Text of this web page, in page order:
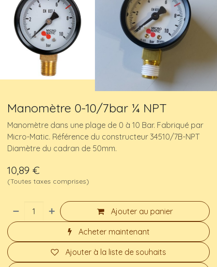
Manomètre 0-10/7bar ¼ NPT
Manomètre dans une plage de 0 à 10 Bar. Fabriqué par
Micro-Matic. Référence du constructeur 34510/7B-NPT
Diamètre du cadran de 50mm.
10,89 €
(Toutes taxes comprises)
Ajouter au panier
Acheter maintenant
Ajouter à la liste de souhaits